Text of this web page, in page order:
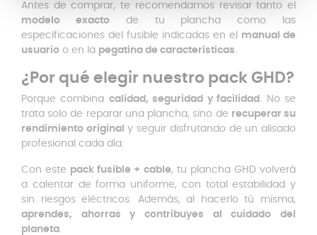
Antes de comprar, te recomendamos revisar tanto el
modelo exactode tu plancha como las
especificaciones del fusible indicadas en el manual de
usuario o en la pegatina de características.
¿Por qué elegir nuestro pack GHD?
Porque combina calidad, seguridad y facilidad . No se
trata solo de reparar una plancha, sino de recuperar su
rendimiento original y seguir disfrutando de un alisado
profesional cada día.
Con este pack fusible + cable, tu plancha GHD volverá
a calentar de forma uniforme, con total estabilidad y
sin riesgos eléctricos. Además, al hacerlo tú misma,
aprendes, ahorras y contribuyes al cuidado del
planeta.